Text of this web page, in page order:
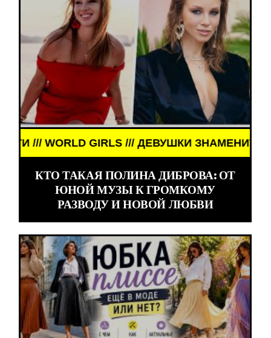
/// WORLD GIRLS /// ДЕВУШКИ
КТО ТАКАЯ ПОЛИНА ДИБРОВА: ОТ
ЮНОЙ МУЗЫ К ГРОМКОМУ
РАЗВОДУ И НОВОЙ ЛЮБВИ